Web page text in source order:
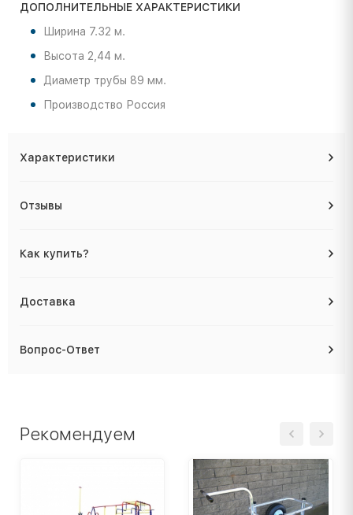
ДОПОЛНИТЕЛЬНЫЕ ХАРАКТЕРИСТИКИ
Ширина 7.32 м.
Высота 2,44 м.
Диаметр трубы 89 мм.
Производство Россия
Характеристики
Отзывы
Как купить?
Доставка
Вопрос-Ответ
Рекомендуем